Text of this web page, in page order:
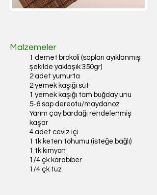
Malzemeler
1 demet brokoli (sapları ayıklanmış
şekilde yaklaşık 350gr)
2 adet yumurta
2 yemek kaşığı süt
1 yemek kaşığı tam buğday unu
5-6 sap dereotu/maydanoz
Yarım çay bardağı rendelenmiş
kaşar
4 adet ceviz içi
1 tk keten tohumu (isteğe bağlı)
1 tk kimyon
1/4 çk karabiber
1/4 çk tuz